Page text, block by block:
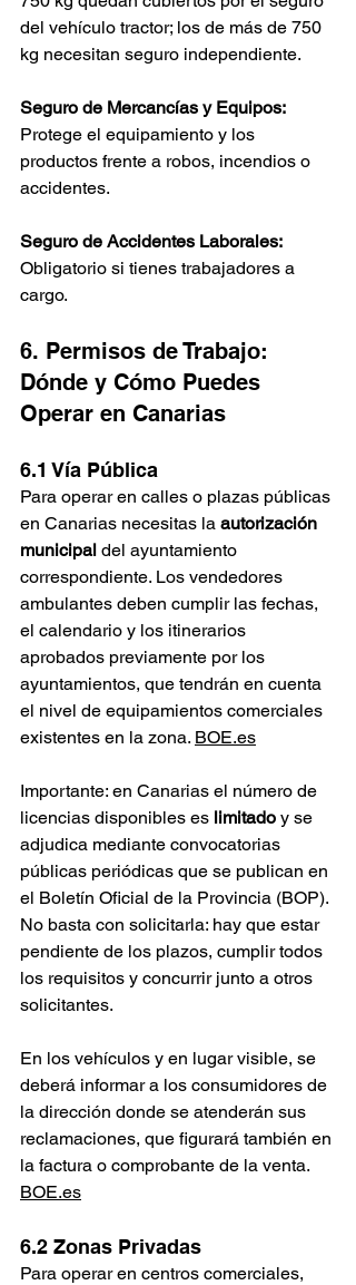
del vehículo tractor; los de más de 750
kg necesitan seguro independiente.
Seguro de Mercancías y Equipos:
Protege el equipamiento y los
productos frente a robos, incendios o
accidentes.
Seguro de Accidentes Laborales:
Obligatorio si tienes trabajadores a
cargo.
6. Permisos de Trabajo:
Dónde y Cómo Puedes
Operar en Canarias
6.1 Vía Pública
Para operar en calles o plazas públicas
en Canarias necesitas la autorización
municipal del ayuntamiento
correspondiente. Los vendedores
ambulantes deben cumplir las fechas,
el calendario y los itinerarios
aprobados previamente por los
ayuntamientos, que tendrán en cuenta
el nivel de equipamientos comerciales
existentes en la zona. BOE.es
Importante: en Canarias el número de
licencias disponibles es limitado y se
adjudica mediante convocatorias
públicas periódicas que se publican en
el Boletín Oficial de la Provincia (BOP).
No basta con solicitarla: hay que estar
pendiente de los plazos, cumplir todos
los requisitos y concurrir junto a otros
solicitantes.
En los vehículos y en lugar visible, se
deberá informar a los consumidores de
la dirección donde se atenderán sus
reclamaciones, que figurará también en
la factura o comprobante de la venta.
BOE.es
6.2 Zonas Privadas
Para operar en centros comerciales,